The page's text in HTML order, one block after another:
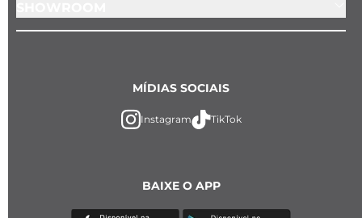
BAIXE O APP
MÍDIAS SOCIAIS
Instagram TikTok